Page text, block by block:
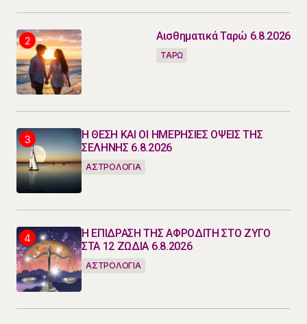
Αισθηματικά Ταρώ 6.8.2026
ΤΑΡΩ
Η ΘΕΣΗ ΚΑΙ ΟΙ ΗΜΕΡΗΣΙΕΣ ΟΨΕΙΣ ΤΗΣ
ΣΕΛΗΝΗΣ 6.8.2026
ΑΣΤΡΟΛΟΓΙΑ
Η ΕΠΙΔΡΑΣΗ ΤΗΣ ΑΦΡΟΔΙΤΗ ΣΤΟ ΖΥΓΟ
ΣΤΑ 12 ΖΩΔΙΑ 6.8.2026
ΑΣΤΡΟΛΟΓΙΑ